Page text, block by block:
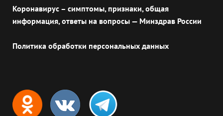
Коронавирус – симптомы, признаки, общая
информация, ответы на вопросы — Минздрав России
Политика обработки персональных данных